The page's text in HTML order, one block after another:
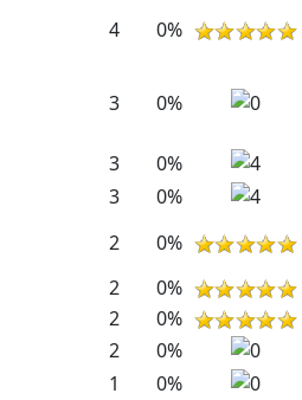
4 0%
3 0%
3
0%
3
0%
2
0%
2
0%
2
0%
2
0%
1
0%